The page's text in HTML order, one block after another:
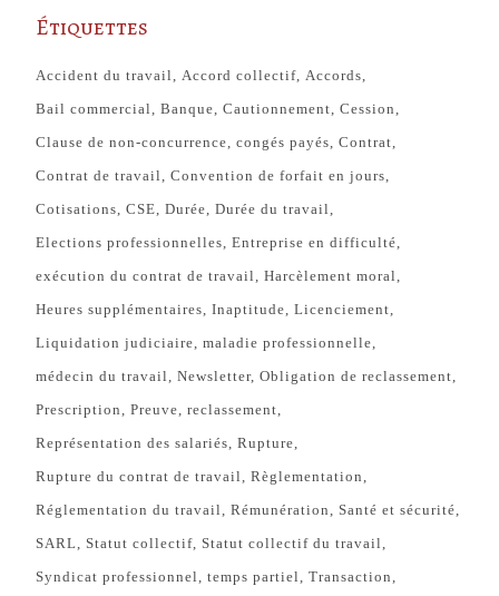
Étiquettes
Accident du travail Accord collectif Accords
Bail commercial
Banque Cautionnement
Cession
Clause de non-concurrence
congés payés
Contrat
Contrat de travail
Convention de forfait en jours
Cotisations
CSE Durée
Durée du travail
Elections professionnelles
Entreprise en difficulté
exécution du contrat de travail
Harcèlement moral
Heures supplémentaires
Inaptitude
Licenciement
Liquidation judiciaire
maladie professionnelle
médecin du travail
Newsletter Obligation de reclassement
Prescription
Preuve
reclassement
Représentation des salariés
Rupture
Rupture du contrat de travail
Règlementation
Réglementation du travail
Rémunération
Santé et sécurité
SARL
Statut collectif Statut collectif du travail
Syndicat professionnel
temps partiel
Transaction